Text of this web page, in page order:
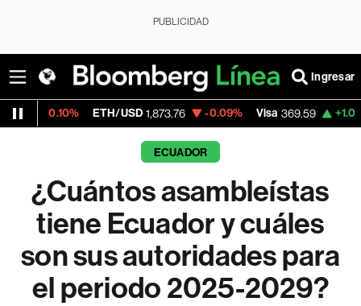
PUBLICIDAD
Ingresar
ETH/USD 1,873.76 -0.09% Visa 369.59 +1.07%
ECUADOR
¿Cuántos asambleístas
tiene Ecuador y cuáles
son sus autoridades para
el periodo 2025-2029?